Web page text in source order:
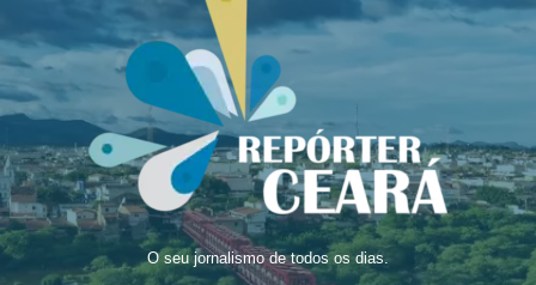
O seu jornalismo de todos os dias.